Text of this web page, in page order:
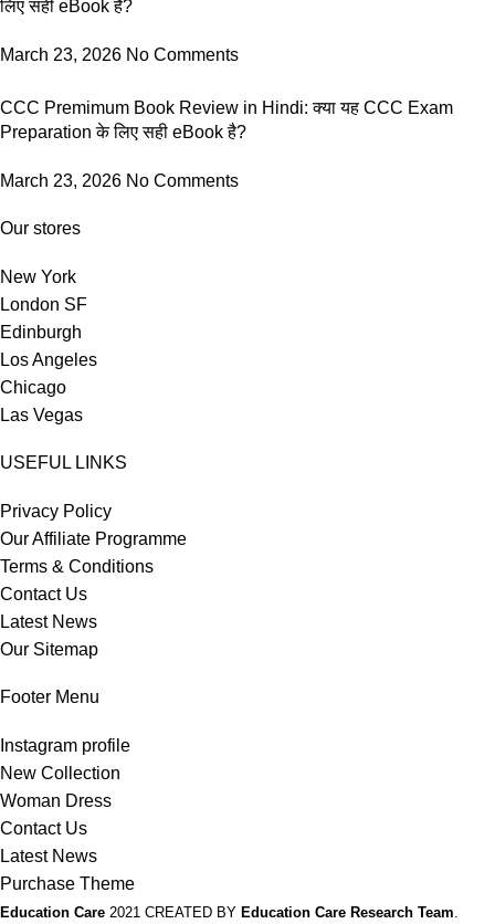
लिए सही eBook है?
March 23, 2026 No Comments
CCC Premimum Book Review in Hindi: क्या यह CCC Exam
Preparation के लिए सही eBook है?
March 23, 2026 No Comments
Our stores
New York
London SF
Edinburgh
Los Angeles
Chicago
Las Vegas
USEFUL LINKS
Privacy Policy
Our Affiliate Programme
Terms & Conditions
Contact Us
Latest News
Our Sitemap
Footer Menu
Instagram profile
New Collection
Woman Dress
Contact Us
Latest News
Purchase Theme
Education Care 2021 CREATED BY Education Care Research Team